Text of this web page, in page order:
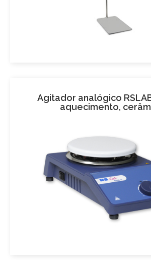
Agitador analógico
aquecimento,